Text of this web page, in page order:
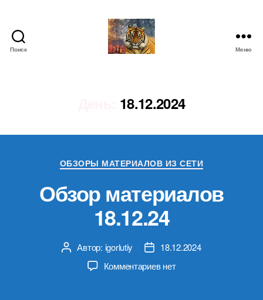
Поиск Меню
18.12.2024
Рубрики
ОБЗОРЫ МАТЕРИАЛОВ ИЗ СЕТИ
Обзор материалов
18.12.24
Автор
записи
Автор: igorlutiy
Дата18.12.2024
Комментариевк
нет